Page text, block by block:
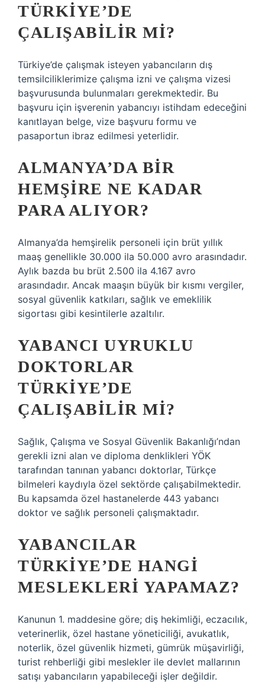
TÜRKIYE’DE
ÇALIŞABILIR MI?
Türkiye’de çalışmak isteyen yabancıların dış
temsilciliklerimize çalışma izni ve çalışma vizesi
başvurusunda bulunmaları gerekmektedir. Bu
başvuru için işverenin yabancıyı istihdam edeceğini
kanıtlayan belge, vize başvuru formu ve
pasaportun ibraz edilmesi yeterlidir.
ALMANYA’DA BIR
HEMŞIRE NE KADAR
PARA ALIYOR?
Almanya’da hemşirelik personeli için brüt yıllık
maaş genellikle 30.000 ila 50.000 avro arasındadır.
Aylık bazda bu brüt 2.500 ila 4.167 avro
arasındadır. Ancak maaşın büyük bir kısmı vergiler,
sosyal güvenlik katkıları, sağlık ve emeklilik
sigortası gibi kesintilerle azaltılır.
YABANCI UYRUKLU
DOKTORLAR
TÜRKIYE’DE
ÇALIŞABILIR MI?
Sağlık, Çalışma ve Sosyal Güvenlik Bakanlığı’ndan
gerekli izni alan ve diploma denklikleri YÖK
tarafından tanınan yabancı doktorlar, Türkçe
bilmeleri kaydıyla özel sektörde çalışabilmektedir.
Bu kapsamda özel hastanelerde 443 yabancı
doktor ve sağlık personeli çalışmaktadır.
YABANCILAR
TÜRKIYE’DE HANGI
MESLEKLERI YAPAMAZ?
Kanunun 1. maddesine göre; diş hekimliği, eczacılık,
veterinerlik, özel hastane yöneticiliği, avukatlık,
noterlik, özel güvenlik hizmeti, gümrük müşavirliği,
turist rehberliği gibi meslekler ile devlet mallarının
satışı yabancıların yapabileceği işler değildir.